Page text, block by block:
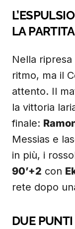
LA PARTITA
Nella
ritmo, ma il
attento. Il
la vittoria
finale:
Messias e
in più, i
90’+2 con
rete dopo
DUE